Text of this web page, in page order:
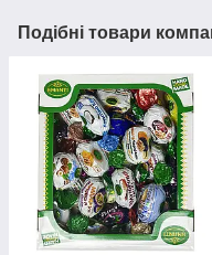
Подібні товари